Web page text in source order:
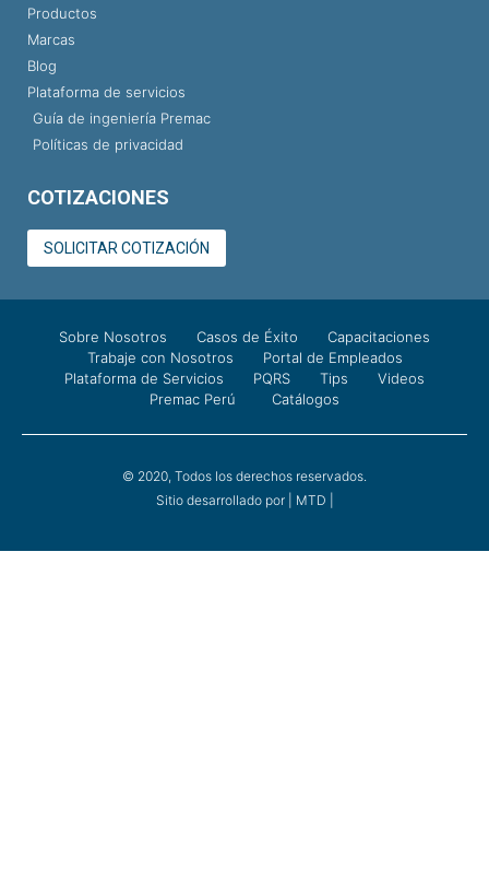
Productos
Marcas
Blog
Plataforma de servicios
Guía de ingeniería Premac
Políticas de privacidad
COTIZACIONES
SOLICITAR COTIZACIÓN
Sobre Nosotros Casos de Éxito
Capacitaciones
Trabaje con Nosotros
Portal de Empleados
Plataforma de Servicios
PQRS Tips
Videos
Premac Perú
Catálogos
© 2020, Todos los derechos reservados.
Sitio desarrollado por | MTD |